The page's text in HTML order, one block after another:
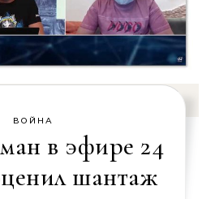
ВОЙНА
в эфире 24
шантаж